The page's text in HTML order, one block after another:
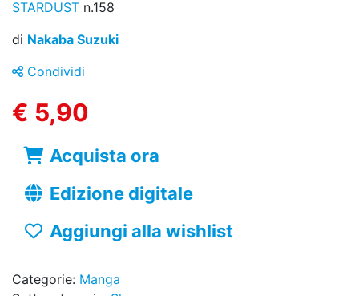
STARDUST n.158
di Nakaba Suzuki
Condividi
€ 5,90
Acquista ora
Edizione digitale
Aggiungi alla wishlist
Categorie: Manga